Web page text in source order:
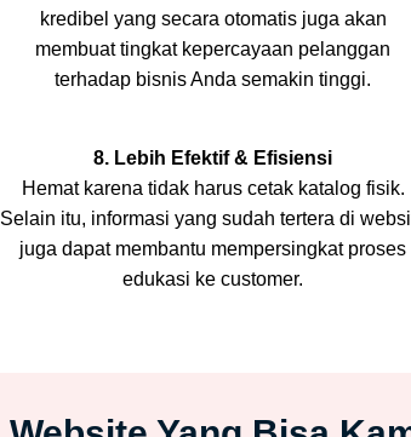
kredibel yang secara otomatis juga akan
membuat tingkat kepercayaan pelanggan
terhadap bisnis Anda semakin tinggi.
8. Lebih Efektif & Efisiensi
Hemat karena tidak harus cetak katalog fisik.
Selain itu, informasi yang sudah tertera di
juga dapat membantu mempersingkat proses
edukasi ke customer.